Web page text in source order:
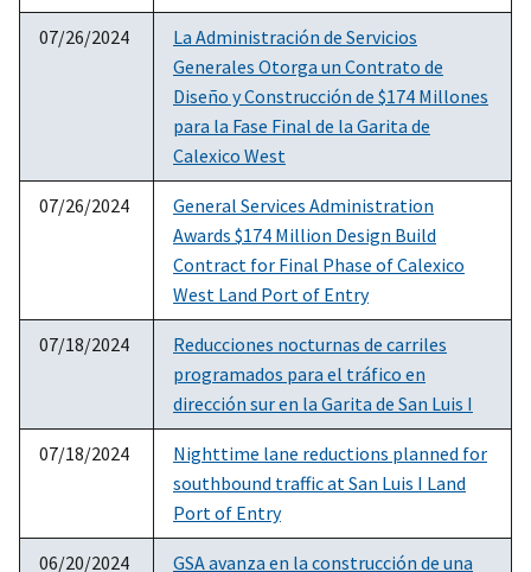
07/26/2024
La Administración de Servicios
Generales Otorga un Contrato de
Diseño y Construcción de $174 Millones
para la Fase Final de la Garita de
Calexico West
07/26/2024
General Services Administration
Awards $174 Million Design Build
Contract for Final Phase of Calexico
West Land Port of Entry
07/18/2024
Reducciones nocturnas de carriles
programados para el tráfico en
dirección sur en la Garita de San Luis I
07/18/2024
Nighttime lane reductions planned for
southbound traffic at San Luis I Land
Port of Entry
06/20/2024 GSA avanza en la construcción de una